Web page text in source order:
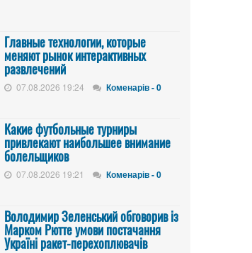
Главные технологии, которые
меняют рынок интерактивных
развлечений
07.08.2026 19:24 Коменарів - 0
Какие футбольные турниры
привлекают наибольшее внимание
болельщиков
07.08.2026 19:21 Коменарів - 0
Володимир Зеленський обговорив із
Марком Рютте умови постачання
Україні ракет-перехоплювачів